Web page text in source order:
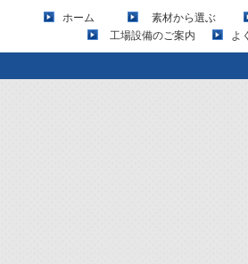
ホーム
素材から選ぶ
工場設備のご案内
よ